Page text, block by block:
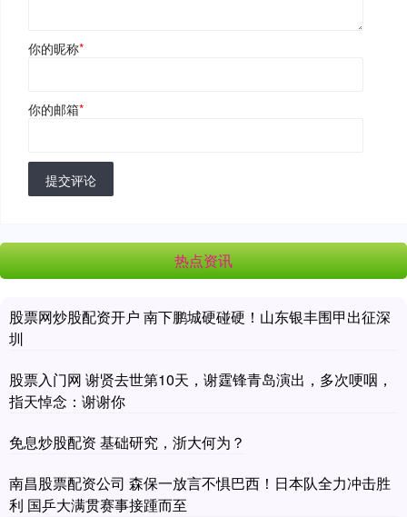
你的昵称*
你的邮箱*
提交评论
热点资讯
股票网炒股配资开户 南下鹏城硬碰硬！山东银丰围甲出征深
圳
股票入门网 谢贤去世第10天，谢霆锋青岛演出，多次哽咽，
指天悼念：谢谢你
免息炒股配资 基础研究，浙大何为？
南昌股票配资公司 森保一放言不惧巴西！日本队全力冲击胜
利 国乒大满贯赛事接踵而至